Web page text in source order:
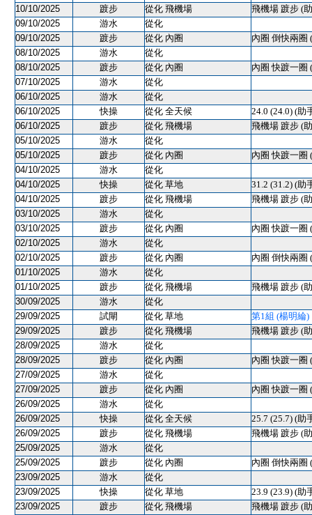
10/10/2025
踱步 從化 飛機場
飛機場 踱步 (
09/10/2025
游水
從化
09/10/2025
踱步 從化 內圈
內圈 倒快兩圈
08/10/2025
游水
從化
08/10/2025
踱步 從化 內圈
內圈 快踱一圈
07/10/2025
游水
從化
06/10/2025
游水
從化
06/10/2025
快操 從化 全天候
24.0 (24.0) (助
06/10/2025
踱步 從化 飛機場
飛機場 踱步 (
05/10/2025
游水
從化
05/10/2025
踱步 從化 內圈
內圈 快踱一圈
04/10/2025
游水
從化
04/10/2025
快操 從化 草地
31.2 (31.2) (助
04/10/2025
踱步 從化 飛機場
飛機場 踱步 (
03/10/2025
游水
從化
03/10/2025
踱步 從化 內圈
內圈 快踱一圈
02/10/2025
游水
從化
02/10/2025
踱步 從化 內圈
內圈 倒快兩圈
01/10/2025
游水
從化
01/10/2025
踱步 從化 飛機場
飛機場 踱步 (
30/09/2025
游水
從化
29/09/2025
試閘 從化 草地
第1組 (楊明綸)
29/09/2025
踱步 從化 飛機場
飛機場 踱步 (
28/09/2025
游水
從化
28/09/2025
踱步 從化 內圈
內圈 快踱一圈
27/09/2025
游水
從化
27/09/2025
踱步 從化 內圈
內圈 快踱一圈
26/09/2025
游水
從化
26/09/2025
快操 從化 全天候
25.7 (25.7) (助
26/09/2025
踱步 從化 飛機場
飛機場 踱步 (
25/09/2025
游水
從化
25/09/2025
踱步 從化 內圈
內圈 倒快兩圈
23/09/2025
游水
從化
23/09/2025
快操 從化 草地
23.9 (23.9) (助
23/09/2025
踱步 從化 飛機場
飛機場 踱步 (